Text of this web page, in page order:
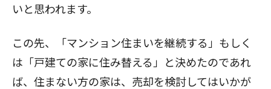
いと思われます。
この先、「マンション住まいを継続する」もしく
は「戸建ての家に住み替える」と決めたのであれ
ば、住まない方の家は、売却を検討してはいかが